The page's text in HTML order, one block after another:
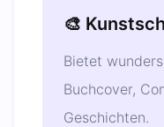
🎨
Bietet
Buchcover,
Geschichten.